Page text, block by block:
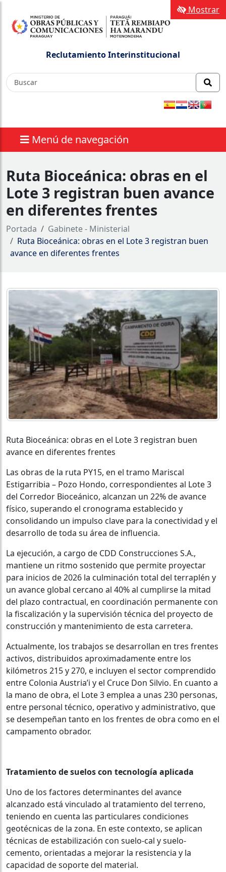
Reclutamiento Interinstitucional
Menú de navegación
Mostrar
Ruta Bioceánica: obras en el
Lote 3 registran buen avance
en diferentes frentes
Portada
Gabinete - Ministerial
Ruta Bioceánica: obras en el Lote 3 registran buen
avance en diferentes frentes
Ruta Bioceánica: obras en el Lote 3 registran buen
avance en diferentes frentes
Las obras de la ruta PY15, en el tramo Mariscal
Estigarribia – Pozo Hondo, correspondientes al Lote 3
del Corredor Bioceánico, alcanzan un 22% de avance
físico, superando el cronograma establecido y
consolidando un impulso clave para la conectividad y el
desarrollo de toda su área de influencia.
La ejecución, a cargo de CDD Construcciones S.A.,
mantiene un ritmo sostenido que permite proyectar
para inicios de 2026 la culminación total del terraplén y
un avance global cercano al 40% al cumplirse la mitad
del plazo contractual, en coordinación permanente con
la fiscalización y la supervisión técnica del proyecto de
construcción y mantenimiento de esta carretera.
Actualmente, los trabajos se desarrollan en tres frentes
activos, distribuidos aproximadamente entre los
kilómetros 215 y 270, e incluyen el sector comprendido
entre Colonia Austria’i y el Cruce Don Silvio. En cuanto a
la mano de obra, el Lote 3 emplea a unas 230 personas,
entre personal técnico, operativo y administrativo, que
se desempeñan tanto en los frentes de obra como en el
campamento obrador.
Tratamiento de suelos con tecnología aplicada
Uno de los factores determinantes del avance
alcanzado está vinculado al tratamiento del terreno,
teniendo en cuenta las particulares condiciones
geotécnicas de la zona. En este contexto, se aplican
técnicas de estabilización con suelo-cal y suelo-
cemento, orientadas a mejorar la resistencia y la
capacidad de soporte del material.